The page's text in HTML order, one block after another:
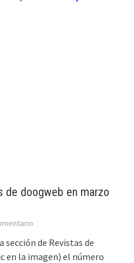
de doogweb en marzo
sección de Revistas de
en la imagen) el número